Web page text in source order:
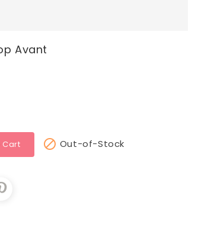
Avant
Cart  Out-of-Stock